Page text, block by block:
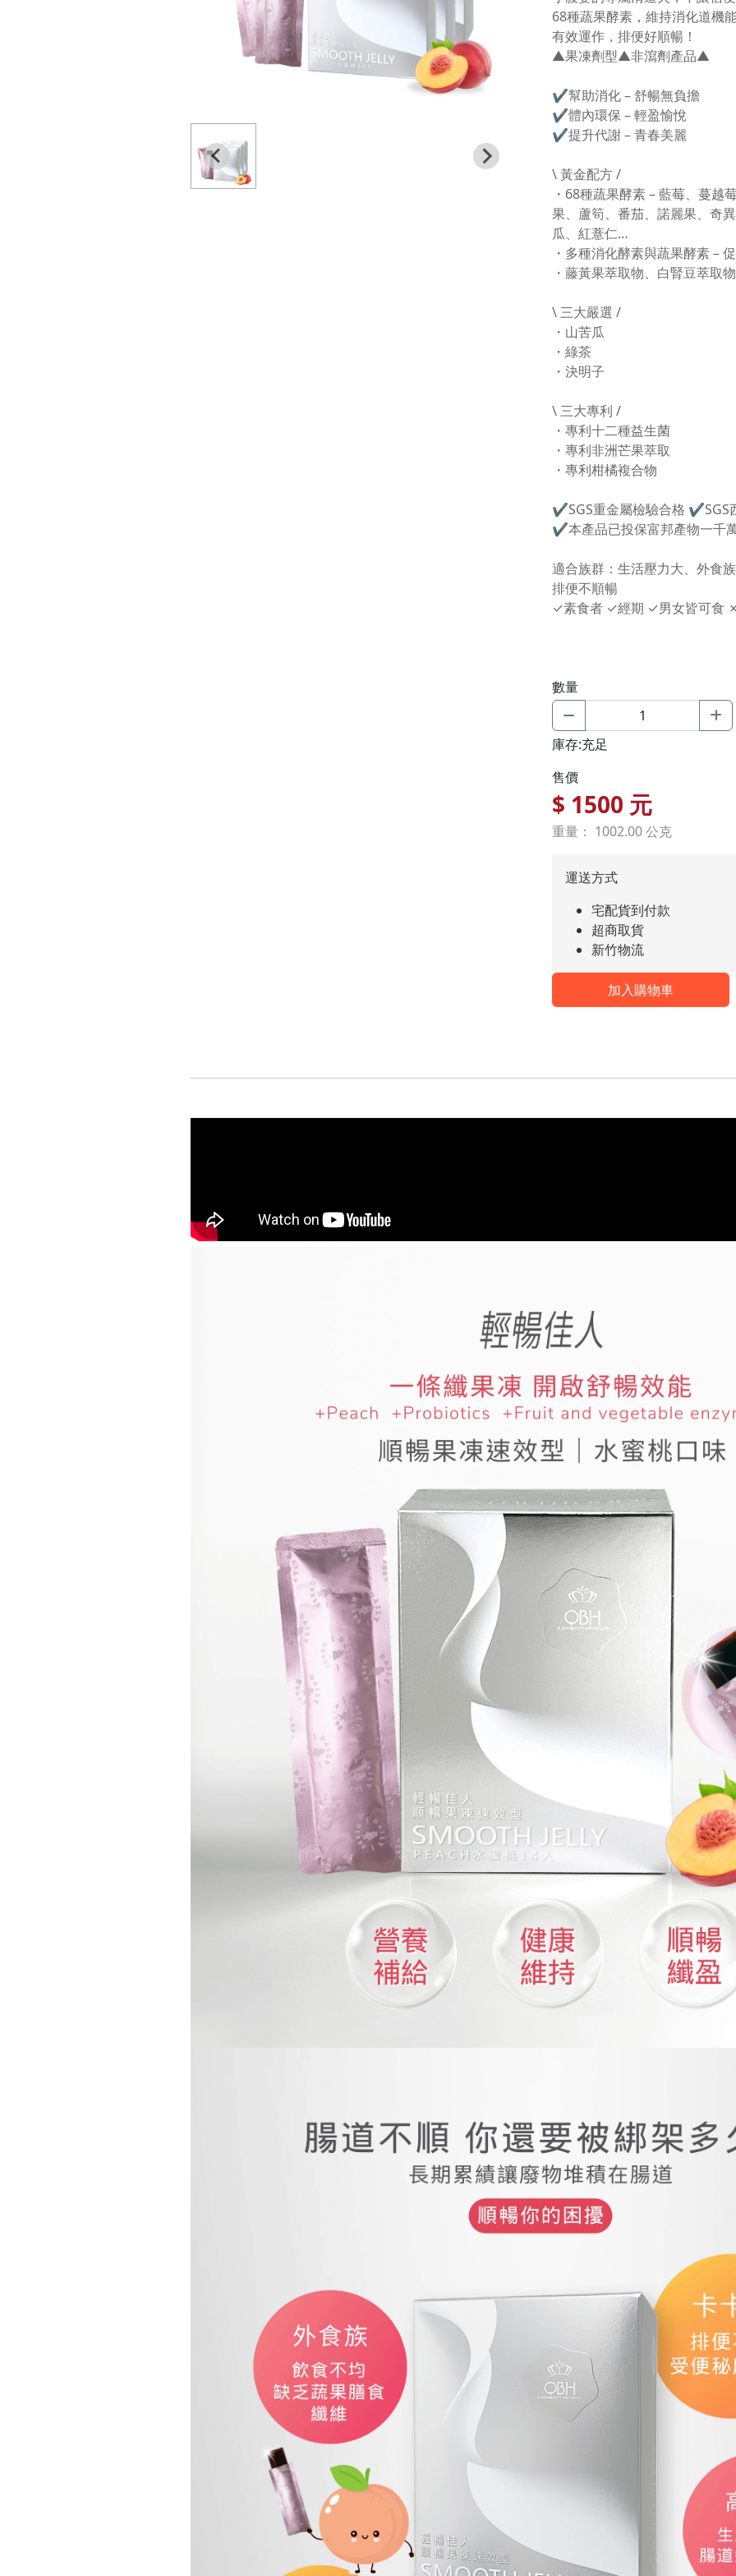
68種蔬果酵素，維持消化道機
有效運作，排便好順暢！
▲果凍劑型▲非瀉劑產品▲
✔幫助消化 – 舒暢無負擔
✔體內環保 – 輕盈愉悅
✔提升代謝 – 青春美麗
\ 黃金配方 /
・68種蔬果酵素 – 藍莓、蔓越
果、蘆筍、番茄、諾麗果、奇
瓜、紅薏仁…
・多種消化酵素與蔬果酵素 –
・藤黃果萃取物、白腎豆萃取
\ 三大嚴選 /
・山苦瓜
・綠茶
・決明子
\ 三大專利 /
・專利十二種益生菌
・專利非洲芒果萃取
・專利柑橘複合物
✔SGS重金屬檢驗合格 ✔SGS
✔本產品已投保富邦產物一千
適合族群：生活壓力大、外食
排便不順暢
✓素食者 ✓經期 ✓男女皆可食
數量
庫存:充足
售價
$ 1500 元
重量： 1002.00 公克
運送方式
宅配貨到付款
超商取貨
新竹物流
加入購物車